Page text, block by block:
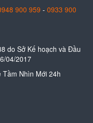
900 959 - 0933 900
do Sở Kế hoạch và Đầu
04/2017
Nhìn Mới 24h